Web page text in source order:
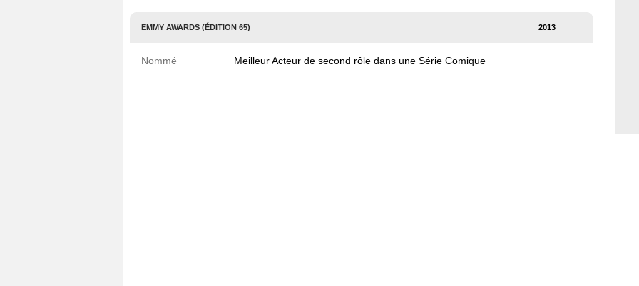
EMMY AWARDS (ÉDITION 65) 2013
Nommé Meilleur Acteur de second rôle dans une Série Comique